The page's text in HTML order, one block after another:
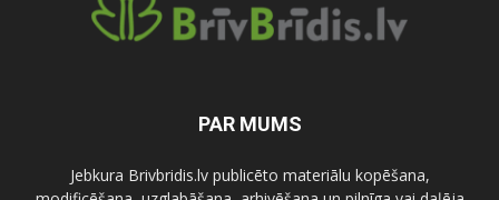
PAR MUMS
Jebkura Brivbridis.lv publicēto materiālu kopēšana,